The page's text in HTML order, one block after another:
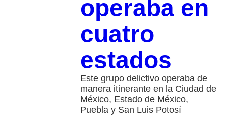
operaba en
cuatro
estados
Este grupo delictivo operaba de
manera itinerante en la Ciudad de
México, Estado de México,
Puebla y San Luis Potosí